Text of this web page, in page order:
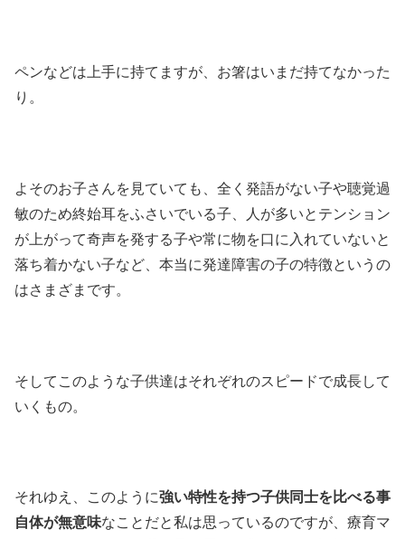
ペンなどは上手に持てますが、お箸はいまだ持てなかった
り。
よそのお子さんを見ていても、全く発語がない子や聴覚過
敏のため終始耳をふさいでいる子、人が多いとテンション
が上がって奇声を発する子や常に物を口に入れていないと
落ち着かない子など、本当に発達障害の子の特徴というの
はさまざまです。
そしてこのような子供達はそれぞれのスピードで成長して
いくもの。
それゆえ、このように強い特性を持つ子供同士を比べる事
自体が無意味なことだと私は思っているのですが、療育マ